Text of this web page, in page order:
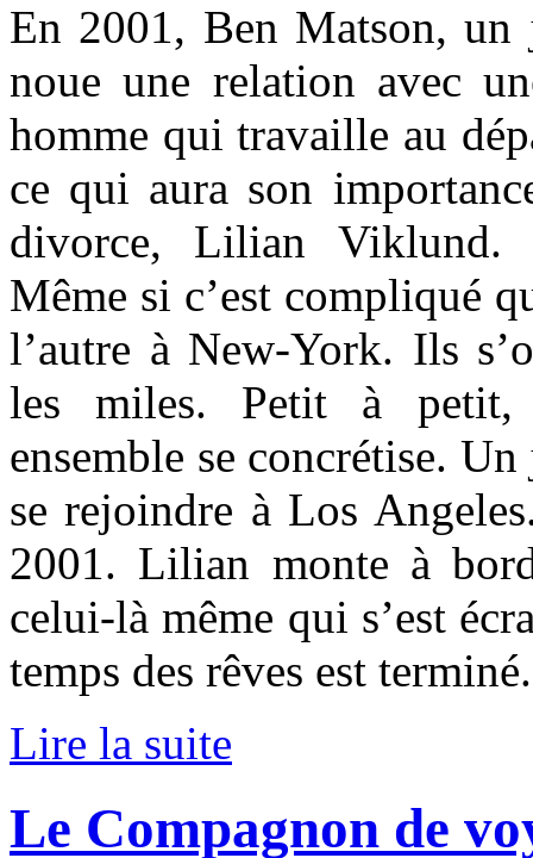
En 2001, Ben Matson, un
noue une relation avec
homme qui travaille au
ce qui aura son
divorce, Lilian Viklund.
Même si c’est compliqué
l’autre à New-York. Ils
les miles. Petit à
ensemble se concrétise.
se rejoindre à Los
2001. Lilian monte à
celui-là même qui s’est
temps des rêves est terminé.
Lire la suite
Le Compagnon de